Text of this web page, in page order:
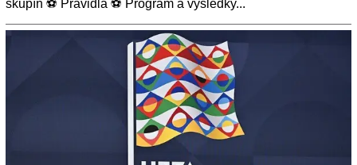
skupín ⚽ Pravidlá ⚽ Program a výsledky...